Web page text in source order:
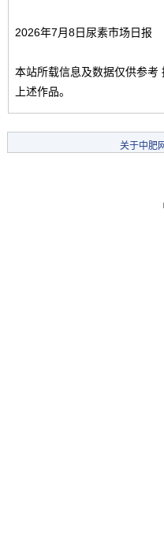
2026年7月8日尿素市场日报
本站所载信息及数据仅供参考
上述作品。
关于中肥